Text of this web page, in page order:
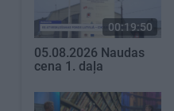
00:19:50
05.08.2026 Naudas
cena 1. daļa